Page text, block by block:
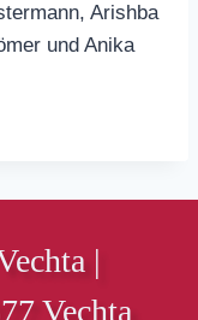
Arishba
und Anika
|
Vechta